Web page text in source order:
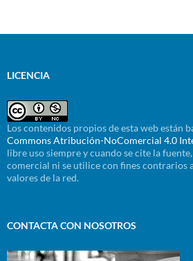
LICENCIA
Los contenidos propios de esta web están
Commons Atribución-NoComercial 4.0
libre uso siempre y cuando se cite la
comercial ni se utilice con fines contrarios
valores de la red.
CONTACTA CON NOSOTROS